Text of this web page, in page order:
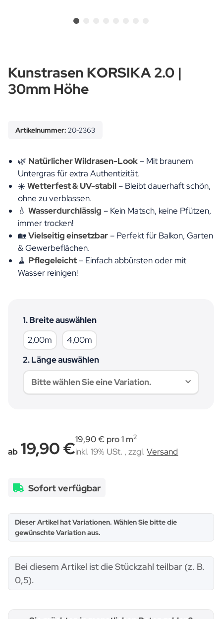
Kunstrasen KORSIKA 2.0 |
30mm Höhe
Artikelnummer: 20-2363
🌿 Natürlicher Wildrasen-Look– Mit braunem
Untergras für extra Authentizität.
☀️Wetterfest & UV-stabil– Bleibt dauerhaft schön,
ohne zu verblassen.
💧 Wasserdurchlässig – Kein Matsch, keine Pfützen,
immer trocken!
🏡Vielseitig einsetzbar– Perfekt für Balkon, Garten
& Gewerbeflächen.
🧹 Pflegeleicht– Einfach abbürsten oder mit
Wasser reinigen!
1. Breite auswählen
2,00m 2,00m4,00m
2. Länge auswählen
Bitte wählen Sie eine Variation.
ab 19,90 €19,90 € pro 1 m2
inkl. 19% USt. , zzgl.Versand
Sofort verfügbar
x
Dieser Artikel hat Variationen. Wählen Sie bitte die
gewünschte Variation aus.
x
Bei diesem Artikel ist die Stückzahl teilbar (z. B.
0,5).